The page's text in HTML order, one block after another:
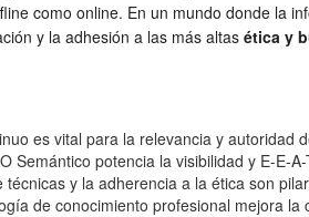
como online. En un mundo donde la
y la adhesión a las más altas ética y
es vital para la relevancia y autoridad
Semántico potencia la visibilidad y E-E-
y la adherencia a la ética son
de conocimiento profesional mejora la